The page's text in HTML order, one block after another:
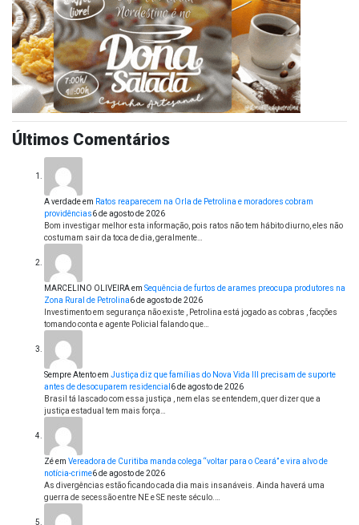
Últimos Comentários
A verdadeem Ratos reaparecem na Orla de Petrolina e moradores cobram
providências6 de agosto de 2026
Bom investigar melhor esta informação, pois ratos não tem hábito diurno, eles não
costumam sair da toca de dia, geralmente…
MARCELINO OLIVEIRAem Sequência de furtos de arames preocupa produtores na
Zona Rural de Petrolina6 de agosto de 2026
Investimento em segurança não existe , Petrolina está jogado as cobras , facções
tomando conta e agente Policial falando que…
Sempre Atentoem Justiça diz que famílias do Nova Vida III precisam de suporte
antes de desocuparem residencial 6 de agosto de 2026
Brasil tá lascado com essa justiça , nem elas se entendem, quer dizer que a
justiça estadual tem mais força…
Zéem Vereadora de Curitiba manda colega “voltar para o Ceará” e vira alvo de
notícia-crime6 de agosto de 2026
As divergências estão ficando cada dia mais insanáveis. Ainda haverá uma
guerra de secessão entre NE e SE neste século.…